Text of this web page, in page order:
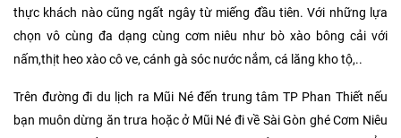
thực khách nào cũng ngất ngây từ miếng đầu tiên. Với những lựa
chọn vô cùng đa dạng cùng cơm niêu như bò xào bông cải với
nấm,thịt heo xào cô ve, cánh gà sóc nước nắm, cá lăng kho tộ,..
Trên đường đi du lịch ra Mũi Né đến trung tâm TP Phan Thiết nếu
bạn muôn dừng ăn trưa hoặc ở Mũi Né đi về Sài Gòn ghé Cơm Niêu